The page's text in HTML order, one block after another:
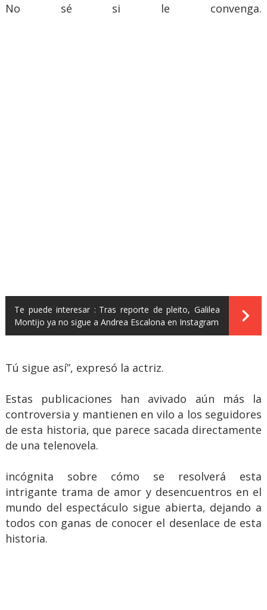
No sé si le convenga.
Te puede interesar : Tras reporte de pleito, Galilea
Montijo ya no sigue a Andrea Escalona en Instagram
Tú sigue así”, expresó la actriz.
Estas publicaciones han avivado aún más la
controversia y mantienen en vilo a los seguidores
de esta historia, que parece sacada directamente
de una telenovela.
incógnita sobre cómo se resolverá esta
intrigante trama de amor y desencuentros en el
mundo del espectáculo sigue abierta, dejando a
todos con ganas de conocer el desenlace de esta
historia.